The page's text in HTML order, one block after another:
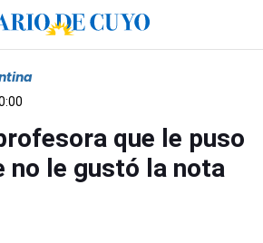
que le puso
no le gustó la nota